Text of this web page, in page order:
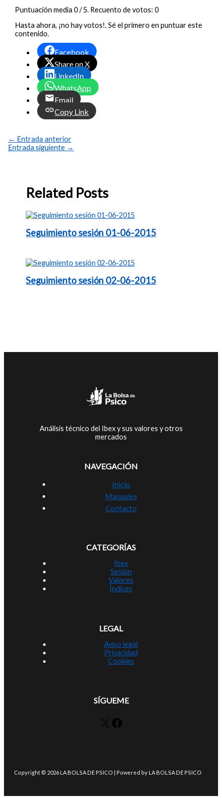
Puntuación media0/ 5. Recuento de votos:0
Hasta ahora, ¡no hay votos!. Sé el primero en puntuar este
contenido.
Facebook
Share on X
LinkedIn
WhatsApp
Email
Copy Link
← Entrada anterior
Entrada siguiente →
Related Posts
Seguimiento sesión 01-06-2015
Seguimiento sesión 02-06-2015
Análisis técnico del Ibex y sus valores y otros
mercados
NAVEGACIÓN
Inicio
Manuales
Contacto
CATEGORÍAS
Ibex
Sesión
Valores
Índices
LEGAL
Aviso legal
Privacidad
Cookies
SÍGUEME
X Facebook
Copyright © 2026 LA BOLSA DE PSICO | Powered by LA BOLSA DE PSICO